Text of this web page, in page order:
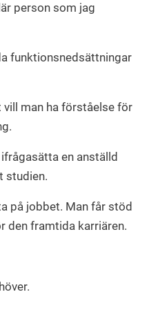
person som jag
funktionsnedsättningar
man ha förståelse för
en anställd
studien.
på jobbet. Man får stöd
den framtida karriären.